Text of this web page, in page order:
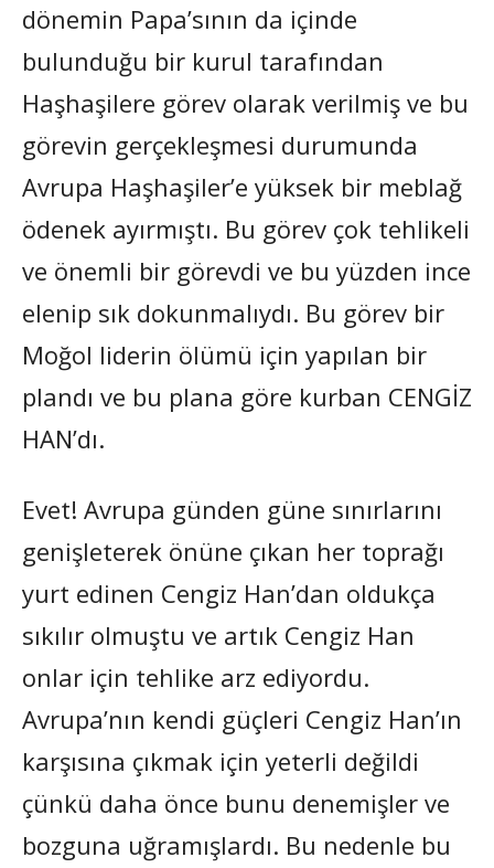
dönemin Papa’sının da içinde
bulunduğu bir kurul tarafından
Haşhaşilere görev olarak verilmiş ve bu
görevin gerçekleşmesi durumunda
Avrupa Haşhaşiler’e yüksek bir meblağ
ödenek ayırmıştı. Bu görev çok tehlikeli
ve önemli bir görevdi ve bu yüzden ince
elenip sık dokunmalıydı. Bu görev bir
Moğol liderin ölümü için yapılan bir
plandı ve bu plana göre kurban CENGİZ
HAN’dı.
Evet! Avrupa günden güne sınırlarını
genişleterek önüne çıkan her toprağı
yurt edinen Cengiz Han’dan oldukça
sıkılır olmuştu ve artık Cengiz Han
onlar için tehlike arz ediyordu.
Avrupa’nın kendi güçleri Cengiz Han’ın
karşısına çıkmak için yeterli değildi
çünkü daha önce bunu denemişler ve
bozguna uğramışlardı. Bu nedenle bu